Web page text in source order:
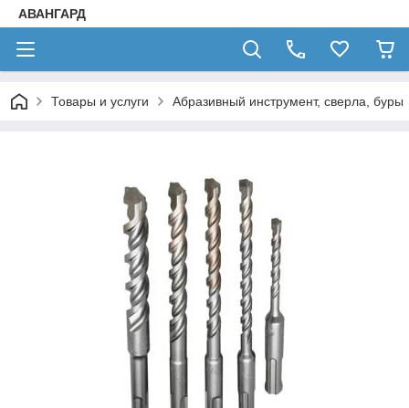
АВАНГАРД
Товары и услуги Абразивный инструмент, сверла, буры